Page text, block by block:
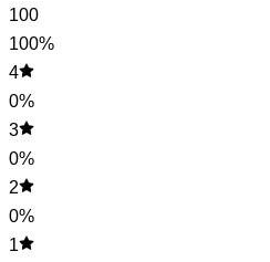
100
100%
4
0%
3
0%
2
0%
1